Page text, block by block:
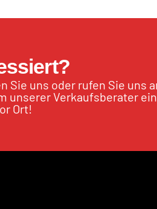
Sie uns oder rufen Sie uns
unserer Verkaufsberater
Ort!